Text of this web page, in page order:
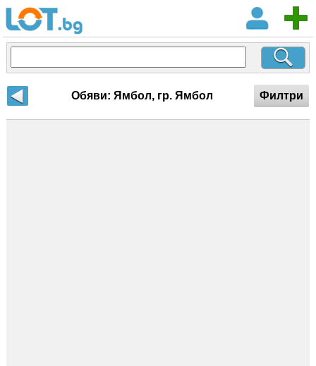
Обяви: Ямбол, гр. Ямбол Филтри